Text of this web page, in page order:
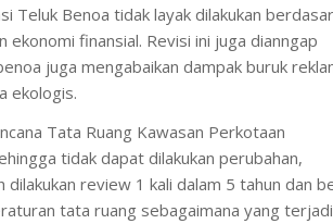
Teluk Benoa tidak layak dilakukan
finansial. Revisi ini juga dianngap
juga mengabaikan dampak buruk
ekologis.
Tata Ruang Kawasan Perkotaan
tidak dapat dilakukan perubahan,
review 1 kali dalam 5 tahun dan
tata ruang sebagaimana yang terjadi